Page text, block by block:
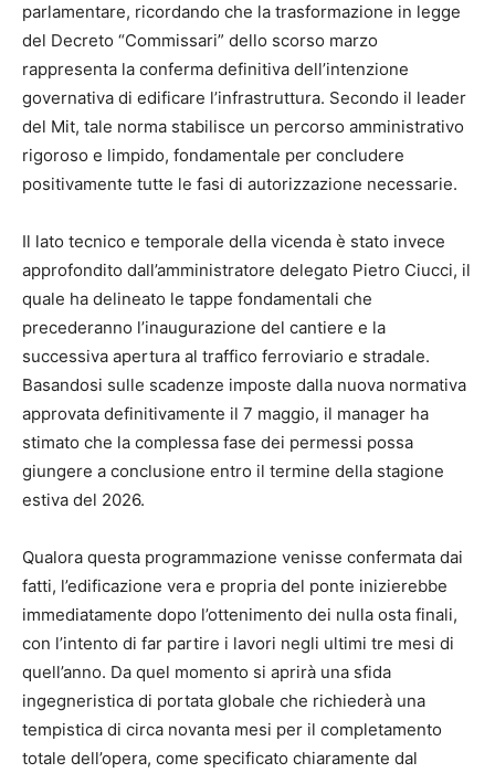
parlamentare, ricordando che la trasformazione in legge
del Decreto “Commissari” dello scorso marzo
rappresenta la conferma definitiva dell’intenzione
governativa di edificare l’infrastruttura. Secondo il leader
del Mit, tale norma stabilisce un percorso amministrativo
rigoroso e limpido, fondamentale per concludere
positivamente tutte le fasi di autorizzazione necessarie.
Il lato tecnico e temporale della vicenda è stato invece
approfondito dall’amministratore delegato Pietro Ciucci, il
quale ha delineato le tappe fondamentali che
precederanno l’inaugurazione del cantiere e la
successiva apertura al traffico ferroviario e stradale.
Basandosi sulle scadenze imposte dalla nuova normativa
approvata definitivamente il 7 maggio, il manager ha
stimato che la complessa fase dei permessi possa
giungere a conclusione entro il termine della stagione
estiva del 2026.
Qualora questa programmazione venisse confermata dai
fatti, l’edificazione vera e propria del ponte inizierebbe
immediatamente dopo l’ottenimento dei nulla osta finali,
con l’intento di far partire i lavori negli ultimi tre mesi di
quell’anno. Da quel momento si aprirà una sfida
ingegneristica di portata globale che richiederà una
tempistica di circa novanta mesi per il completamento
totale dell’opera, come specificato chiaramente dal